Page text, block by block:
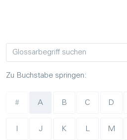
Zu Buchstabe springen:
# A B C D
J K L M